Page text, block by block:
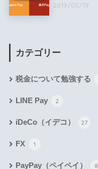
2019/05/19
カテゴリー
税金について勉強する
LINE Pay 2
iDeCo（イデコ） 27
FX 1
PayPay（ペイペイ） 8